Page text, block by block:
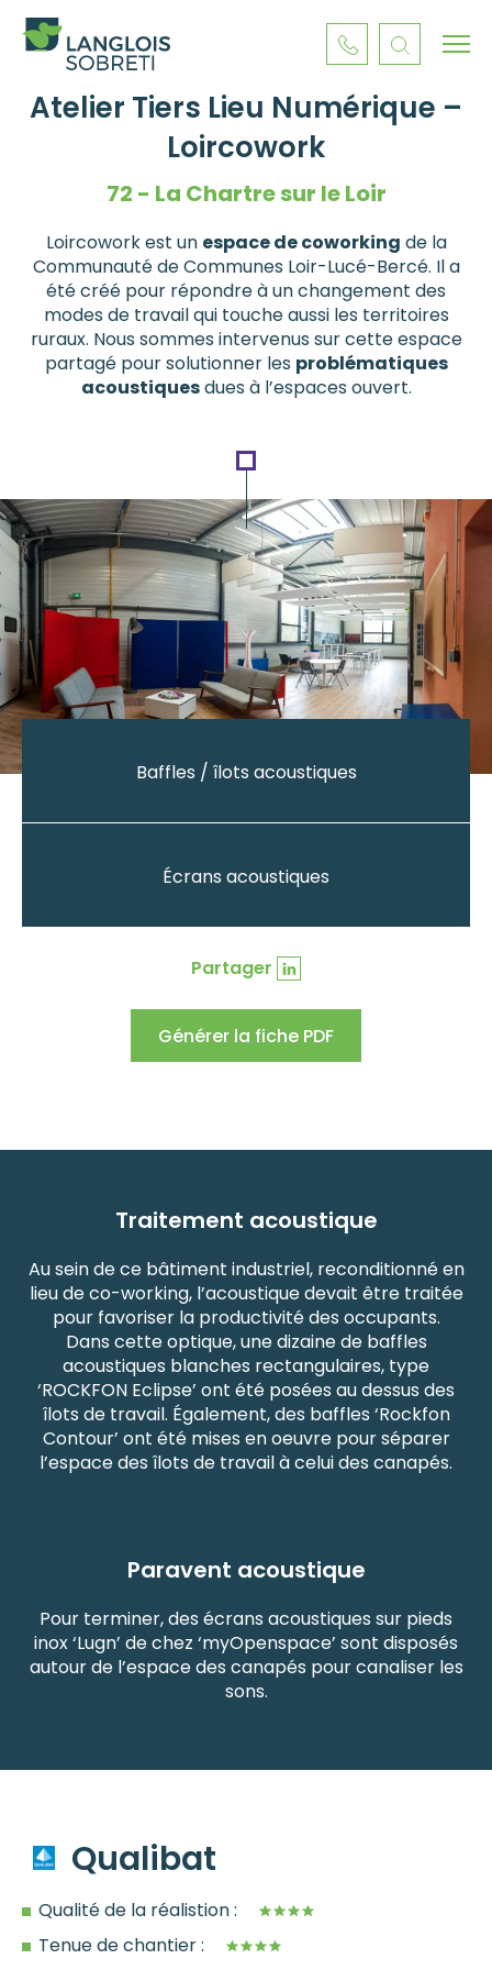
Atelier Tiers Lieu Numérique –
Loircowork
72 - La Chartre sur le Loir
Loircowork est un espace de coworking de la
Communauté de Communes Loir-Lucé-Bercé. Il a
été créé pour répondre à un changement des
modes de travail qui touche aussi les territoires
ruraux. Nous sommes intervenus sur cette espace
partagé pour solutionner les problématiques
acoustiquesdues à l’espaces ouvert.
Baffles / îlots acoustiques
Écrans acoustiques
Partager
Générer la fiche PDF
Traitement acoustique
Au sein de ce bâtiment industriel, reconditionné en
lieu de co-working, l’acoustique devait être traitée
pour favoriser la productivité des occupants.
Dans cette optique, une dizaine de baffles
acoustiques blanches rectangulaires, type
‘ROCKFON Eclipse’ ont été posées au dessus des
îlots de travail. Également, des baffles ‘Rockfon
Contour’ ont été mises en oeuvre pour séparer
l’espace des îlots de travail à celui des canapés.
Paravent acoustique
Pour terminer, des écrans acoustiques sur pieds
inox ‘Lugn’ de chez ‘myOpenspace’ sont disposés
autour de l’espace des canapés pour canaliser les
sons.
Qualibat
Qualité de la réalistion :
Tenue de chantier :